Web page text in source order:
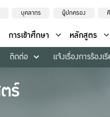
บุคลากร ผู้ปกครอง
การเข้าศึกษา หลักสูตร
ติดต่อ แจ้งเรื่องการร้องเ